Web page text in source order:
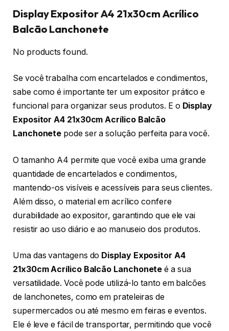
Display Expositor A4 21x30cm Acrílico
Balcão Lanchonete
No products found.
Se você trabalha com encartelados e condimentos,
sabe como é importante ter um expositor prático e
funcional para organizar seus produtos. E o Display
Expositor A4 21x30cm Acrílico Balcão
Lanchonete pode ser a solução perfeita para você.
O tamanho A4 permite que você exiba uma grande
quantidade de encartelados e condimentos,
mantendo-os visíveis e acessíveis para seus clientes.
Além disso, o material em acrílico confere
durabilidade ao expositor, garantindo que ele vai
resistir ao uso diário e ao manuseio dos produtos.
Uma das vantagens do Display Expositor A4
21x30cm Acrílico Balcão Lanchonete é a sua
versatilidade. Você pode utilizá-lo tanto em balcões
de lanchonetes, como em prateleiras de
supermercados ou até mesmo em feiras e eventos.
Ele é leve e fácil de transportar, permitindo que você